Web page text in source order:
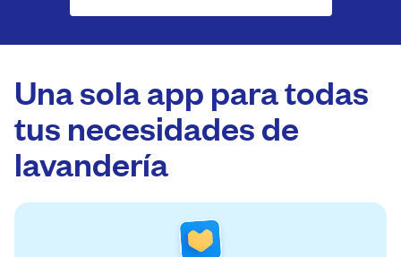
Una sola app para todas
tus necesidades de
lavandería